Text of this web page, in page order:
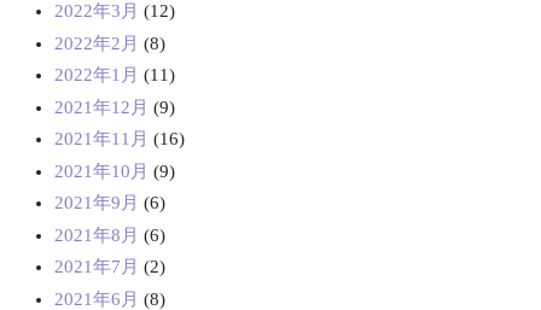
2022年3月 (12)
2022年2月 (8)
2022年1月 (11)
2021年12月 (9)
2021年11月 (16)
2021年10月 (9)
2021年9月 (6)
2021年8月 (6)
2021年7月 (2)
2021年6月 (8)